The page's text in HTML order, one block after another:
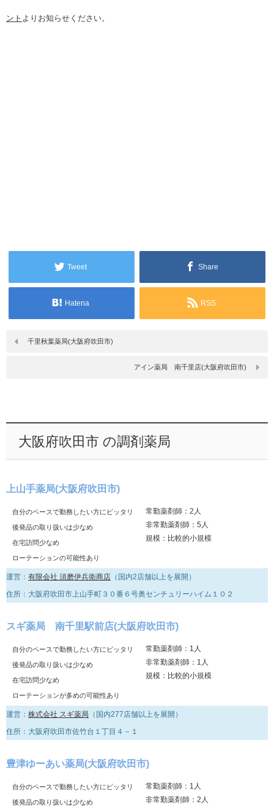
ント よりお知らせください。
Tweet Share
Hatena RSS
千里秋葉薬局(大阪府吹田市)
アイン薬局 南千里店(大阪府吹田市)
大阪府吹田市 の調剤薬局
上山手薬局(大阪府吹田市)
自分のペースで勤務したい方にピッタリ
後発品の取り扱いは少なめ
在宅訪問少なめ
ローテーションの可能性あり
常勤薬剤師：2人
非常勤薬剤師：5人
規模：比較的小規模
運営： 有限会社 須磨伊兵衛商店 （国内2店舗以上を展開）
住所：大阪府吹田市上山手町３０番６号奥センチュリーハイム１０２
スギ薬局 南千里駅前店(大阪府吹田市)
自分のペースで勤務したい方にピッタリ
後発品の取り扱いは少なめ
在宅訪問少なめ
ローテーションが多めの可能性あり
常勤薬剤師：1人
非常勤薬剤師：1人
規模：比較的小規模
運営： 株式会社 スギ薬局 （国内277店舗以上を展開）
住所：大阪府吹田市佐竹台１丁目４－１
豊津ゆーあい薬局(大阪府吹田市)
自分のペースで勤務したい方にピッタリ
後発品の取り扱いは少なめ
常勤薬剤師：1人
非常勤薬剤師：2人